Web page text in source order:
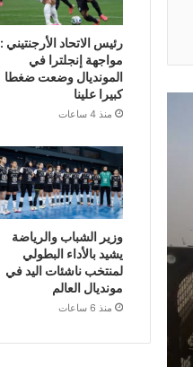
رئيس الاتحاد الأرجنتيني :
مواجهة إنجلترا في
المونديال وضعت ضغطا
كبيرا علينا
منذ 4 ساعات
وزير الشباب والرياضة
يشيد بالأداء البطولي
لمنتخب ناشئات اليد في
مونديال العالم
منذ 6 ساعات